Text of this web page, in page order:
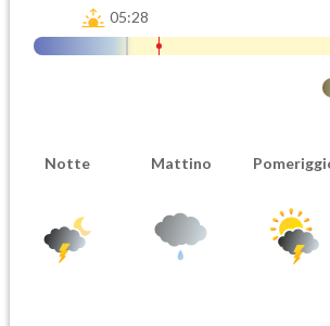
05:28
Notte Mattino